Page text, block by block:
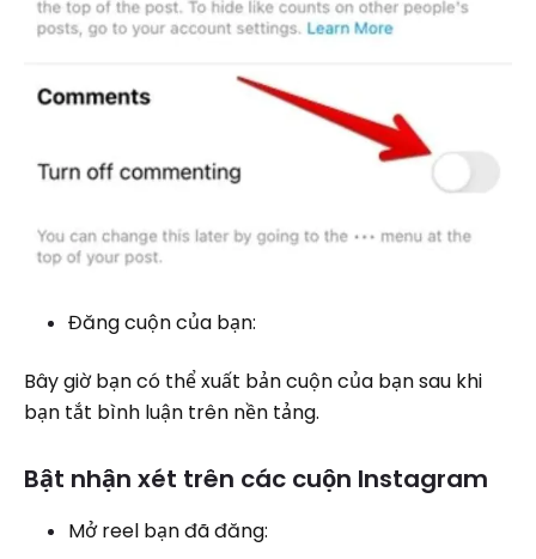
Đăng cuộn của bạn:
Bây giờ bạn có thể xuất bản cuộn của bạn sau khi
bạn tắt bình luận trên nền tảng.
Bật nhận xét trên các cuộn Instagram
Mở reel bạn đã đăng: